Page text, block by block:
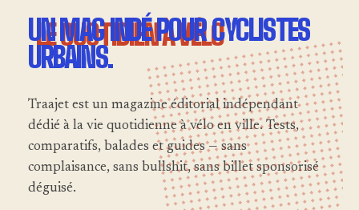
UN MAG INDÉ POUR CYCLISTES
URBAINS.
Traajet est un magazine éditorial indépendant
dédié à la vie quotidienne à vélo en ville. Tests,
comparatifs, balades et guides — sans
complaisance, sans bullshit, sans billet sponsorisé
déguisé.